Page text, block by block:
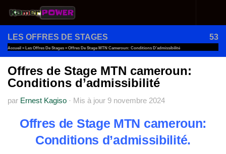
Au dessous du contenu
LES OFFRES DE STAGES 53
Accueil » Les Offres De Stages » Offres De Stage MTN Cameroun: Conditions D’admissibilité
Offres de Stage MTN cameroun:
Conditions d’admissibilité
par Ernest Kagiso · Mis à jour 9 novembre 2024
Offres de Stage MTN cameroun:
Conditions d’admissibilité.